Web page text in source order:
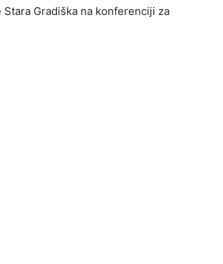
Gradiška na konferenciji za